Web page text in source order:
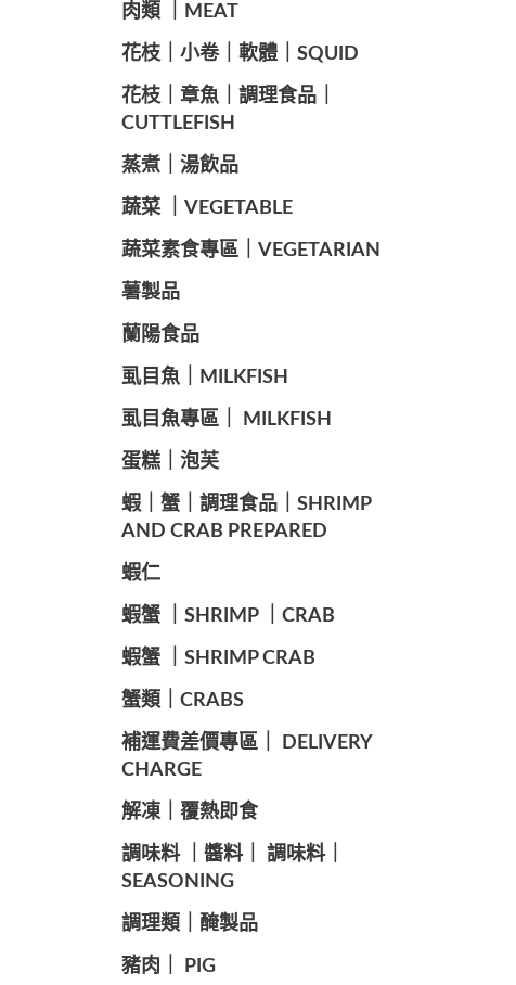
肉類 ｜MEAT
️花枝｜小卷｜軟體｜SQUID
花枝｜章魚｜調理食品｜
CUTTLEFISH
️蒸煮｜湯飲品
蔬菜 ｜VEGETABLE
蔬菜素食專區｜VEGETARIAN
️薯製品
蘭陽食品
️虱目魚｜MILKFISH
️虱目魚專區｜ MILKFISH
️蛋糕｜泡芙
️蝦｜蟹｜調理食品｜SHRIMP
AND CRAB PREPARED
️蝦仁
️蝦蟹 ｜SHRIMP ｜CRAB
️蝦蟹 ｜SHRIMP CRAB
️蟹類｜CRABS
️補運費差價專區｜ DELIVERY
CHARGE
️解凍｜覆熱即食
️調味料 ｜醬料｜ 調味料｜
SEASONING
️調理類｜醃製品
豬肉｜ PIG